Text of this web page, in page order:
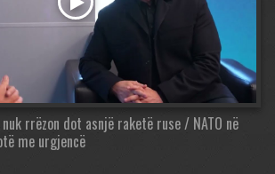
rrëzon dot asnjë raketë ruse / NATO në
me urgjencë